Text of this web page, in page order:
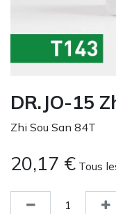
DR.JO-15
Zhi Sou San 84T
20,17 € Tous